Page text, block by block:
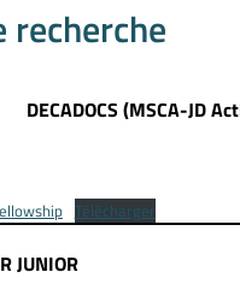
recherche
DECADOCS (MSCA-JD
Télécharger
JUNIOR